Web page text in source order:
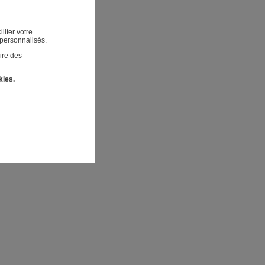
votre
des